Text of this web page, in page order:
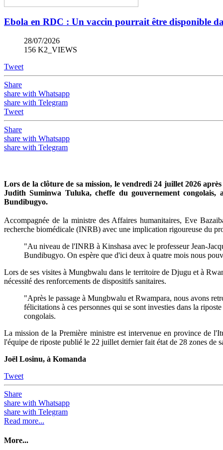
Ebola en RDC : Un vaccin pourrait être disponible
28/07/2026
156 K2_VIEWS
Tweet
Share
share with Whatsapp
share with Telegram
Tweet
Share
share with Whatsapp
share with Telegram
Lors de la clôture de sa mission, le vendredi 24 juillet 2026
Judith Suminwa Tuluka, cheffe du gouvernement congolais,
Bundibugyo.
Accompagnée de la ministre des Affaires humanitaires, Eve
recherche biomédicale (INRB) avec une implication rigoureuse du
"Au niveau de l'INRB à Kinshasa avec le professeur Jean-
Bundibugyo. On espère que d'ici deux à quatre mois nous
Lors de ses visites à Mungbwalu dans le territoire de Djugu et à
nécessité des renforcements de dispositifs sanitaires.
"Après le passage à Mungbwalu et Rwampara, nous avons
félicitations à ces personnes qui se sont investies dans la
congolais.
La mission de la Première ministre est intervenue en province de
l'équipe de riposte publié le 22 juillet dernier fait état de 28 zones de
Joël Losinu, à Komanda
Tweet
Share
share with Whatsapp
share with Telegram
Read more...
More...